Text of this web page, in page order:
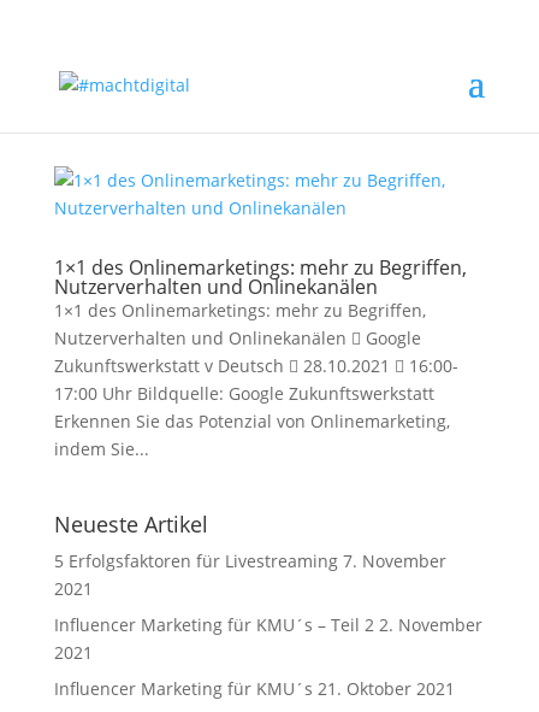
1×1 des Onlinemarketings: mehr zu Begriffen,
Nutzerverhalten und Onlinekanälen
1×1 des Onlinemarketings: mehr zu Begriffen,
Nutzerverhalten und Onlinekanälen  Google
Zukunftswerkstatt v Deutsch  28.10.2021  16:00-
17:00 Uhr Bildquelle: Google Zukunftswerkstatt
Erkennen Sie das Potenzial von Onlinemarketing,
indem Sie...
Neueste Artikel
5 Erfolgsfaktoren für Livestreaming 7. November
2021
Influencer Marketing für KMU´s – Teil 2 2. November
2021
Influencer Marketing für KMU´s 21. Oktober 2021